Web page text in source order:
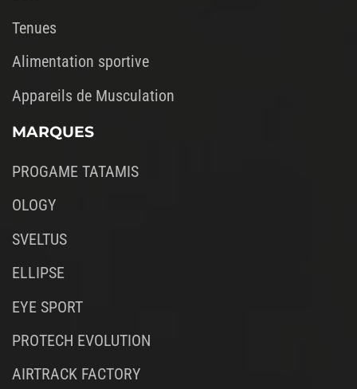
Tenues
Alimentation sportive
Appareils de Musculation
MARQUES
PROGAME TATAMIS
OLOGY
SVELTUS
ELLIPSE
EYE SPORT
PROTECH EVOLUTION
AIRTRACK FACTORY